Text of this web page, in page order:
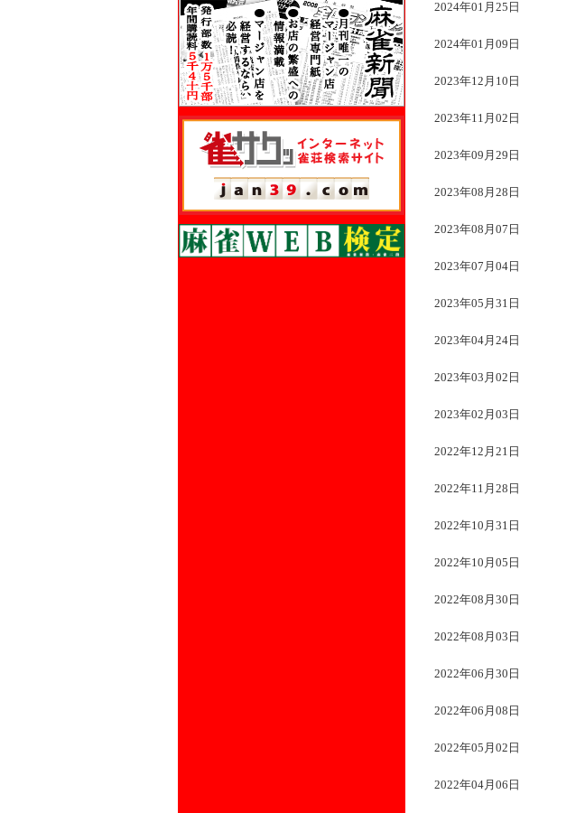
2024年01月25日
2024年01月09日
2023年12月10日
2023年11月02日
2023年09月29日
2023年08月28日
2023年08月07日
2023年07月04日
2023年05月31日
2023年04月24日
2023年03月02日
2023年02月03日
2022年12月21日
2022年11月28日
2022年10月31日
2022年10月05日
2022年08月30日
2022年08月03日
2022年06月30日
2022年06月08日
2022年05月02日
2022年04月06日